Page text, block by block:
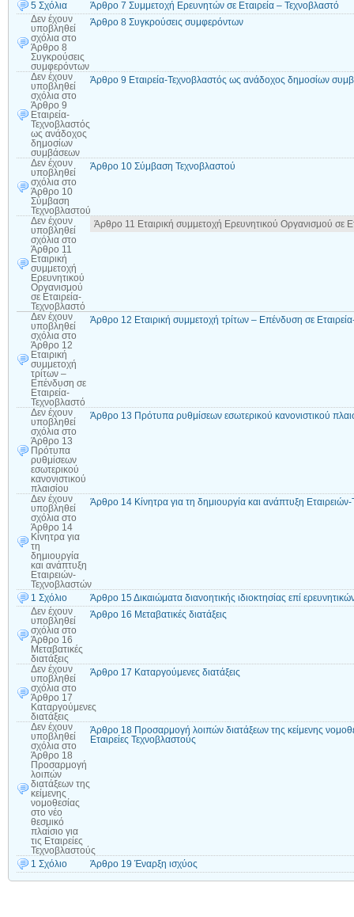
5 Σχόλια
Άρθρο 7 Συμμετοχή Ερευνητών σε Εταιρεία – Τεχνοβλαστό
Δεν έχουν
υποβληθεί
σχόλια στο
Άρθρο 8
Συγκρούσεις
συμφερόντων
Άρθρο 8 Συγκρούσεις συμφερόντων
Δεν έχουν
υποβληθεί
σχόλια στο
Άρθρο 9
Εταιρεία-
Τεχνοβλαστός
ως ανάδοχος
δημοσίων
συμβάσεων
Άρθρο 9 Εταιρεία-Τεχνοβλαστός ως ανάδοχος δημοσίων
Δεν έχουν
υποβληθεί
σχόλια στο
Άρθρο 10
Σύμβαση
Τεχνοβλαστού
Άρθρο 10 Σύμβαση Τεχνοβλαστού
Δεν έχουν
υποβληθεί
σχόλια στο
Άρθρο 11
Εταιρική
συμμετοχή
Ερευνητικού
Οργανισμού
σε Εταιρεία-
Τεχνοβλαστό
Άρθρο 11 Εταιρική συμμετοχή Ερευνητικού Οργανισμού σε
Δεν έχουν
υποβληθεί
σχόλια στο
Άρθρο 12
Εταιρική
συμμετοχή
τρίτων –
Επένδυση σε
Εταιρεία-
Τεχνοβλαστό
Άρθρο 12 Εταιρική συμμετοχή τρίτων – Επένδυση σε
Δεν έχουν
υποβληθεί
σχόλια στο
Άρθρο 13
Πρότυπα
ρυθμίσεων
εσωτερικού
κανονιστικού
πλαισίου
Άρθρο 13 Πρότυπα ρυθμίσεων εσωτερικού κανονιστικού
Δεν έχουν
υποβληθεί
σχόλια στο
Άρθρο 14
Κίνητρα για
τη
δημιουργία
και ανάπτυξη
Εταιρειών-
Τεχνοβλαστών
Άρθρο 14 Κίνητρα για τη δημιουργία και ανάπτυξη
1 Σχόλιο
Άρθρο 15 Δικαιώματα διανοητικής ιδιοκτησίας επί
Δεν έχουν
υποβληθεί
σχόλια στο
Άρθρο 16
Μεταβατικές
διατάξεις
Άρθρο 16 Μεταβατικές διατάξεις
Δεν έχουν
υποβληθεί
σχόλια στο
Άρθρο 17
Καταργούμενες
διατάξεις
Άρθρο 17 Καταργούμενες διατάξεις
Δεν έχουν
υποβληθεί
σχόλια στο
Άρθρο 18
Προσαρμογή
λοιπών
διατάξεων της
κείμενης
νομοθεσίας
στο νέο
θεσμικό
πλαίσιο για
τις Εταιρείες
Τεχνοβλαστούς
Άρθρο 18 Προσαρμογή λοιπών διατάξεων της κείμενης
Εταιρείες Τεχνοβλαστούς
1 Σχόλιο Άρθρο 19 Έναρξη ισχύος